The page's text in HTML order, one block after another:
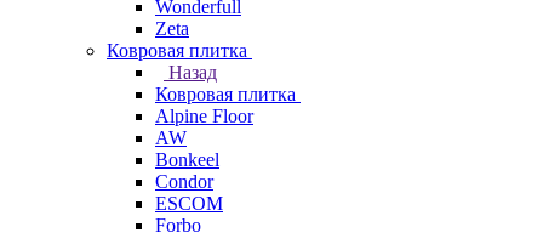
Wonderfull
Zeta
Ковровая плитка
Назад
Ковровая плитка
Alpine Floor
AW
Bonkeel
Condor
ESCOM
Forbo